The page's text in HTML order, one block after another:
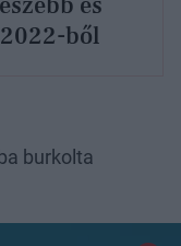
ből
burkolta